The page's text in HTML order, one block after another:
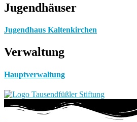
Jugendhäuser
Jugendhaus Kaltenkirchen
Verwaltung
Hauptverwaltung